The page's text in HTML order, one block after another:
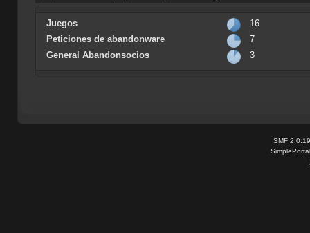
Juegos
16
Peticiones de abandonware
7
General Abandonsocios
3
SMF 2.0.19